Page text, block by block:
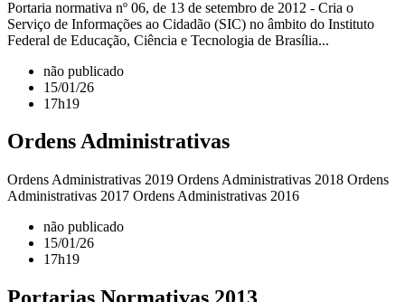
Portaria normativa nº 06, de 13 de setembro de 2012 - Cria o
Serviço de Informações ao Cidadão (SIC) no âmbito do Instituto
Federal de Educação, Ciência e Tecnologia de Brasília...
não publicado
15/01/26
17h19
Ordens Administrativas
Ordens Administrativas 2019 Ordens Administrativas 2018 Ordens
Administrativas 2017 Ordens Administrativas 2016
não publicado
15/01/26
17h19